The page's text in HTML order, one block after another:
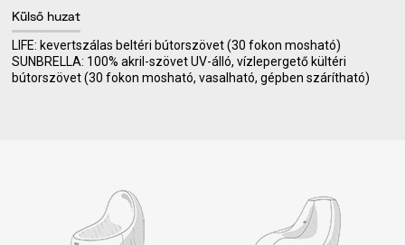
Külső huzat
LIFE: kevertszálas beltéri bútorszövet (30 fokon mosható)
SUNBRELLA: 100% akril-szövet UV-álló, vízlepergető kültéri
bútorszövet (30 fokon mosható, vasalható, gépben szárítható)